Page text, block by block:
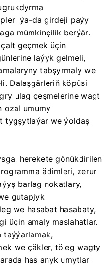
ýa-da girdeji paýy
mümkinçilik berýär.
geçmek üçin
laýyk gelmeli,
tabşyrmaly we
Dalaşgärleriň köpüsi
ulag çeşmelerine wagt
ozal umumy
tygşytlaýar we ýoldaş
herekete gönükdirilen
ädimleri, zerur
barlag nokatlary,
gutapjyk
we hasabat hasabaty,
üçin amaly maslahatlar.
taýýarlamak,
we çäkler, töleg wagty
has anyk umytlar